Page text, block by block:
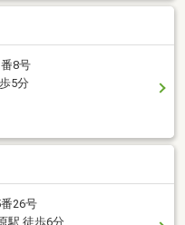
8号
5分
26号
駅 徒歩6分